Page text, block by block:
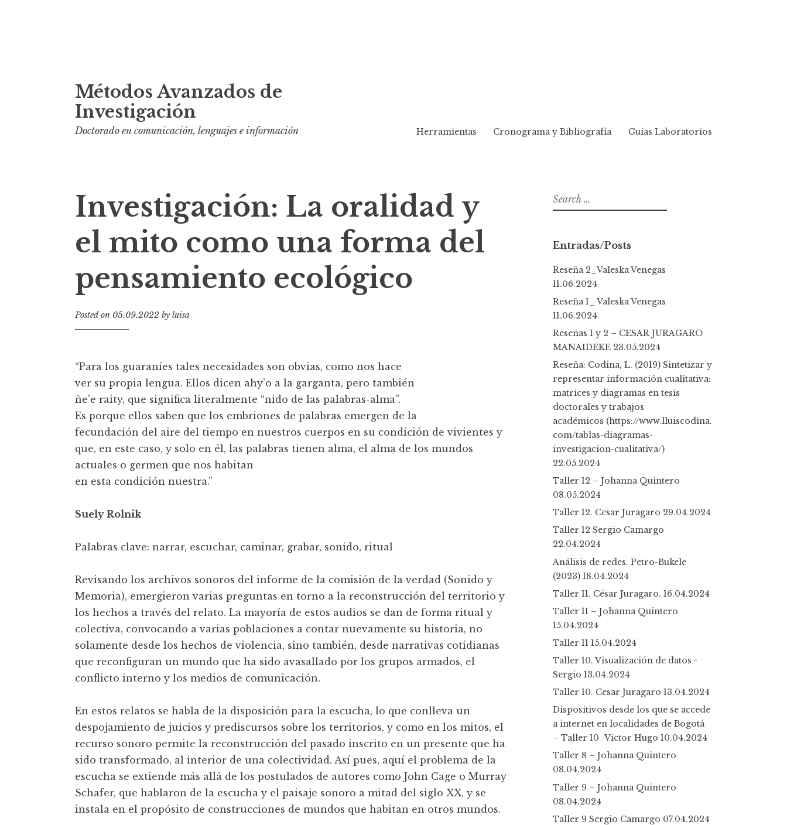
k
i
e
n
t
Métodos Avanzados de
Investigación
Doctorado en comunicación, lenguajes e información Herramientas Cronograma y Bibliografía Guías Laboratorios
Investigación: La oralidad y
el mito como una forma del
pensamiento ecológico
Posted on 05.09.2022 by luisa
“Para los guaraníes tales necesidades son obvias, como nos hace
ver su propia lengua. Ellos dicen ahy’o a la garganta, pero también
ñe’e raity, que significa literalmente “nido de las palabras-alma”.
Es porque ellos saben que los embriones de palabras emergen de la
fecundación del aire del tiempo en nuestros cuerpos en su condición de vivientes y
que, en este caso, y solo en él, las palabras tienen alma, el alma de los mundos
actuales o germen que nos habitan
en esta condición nuestra.”
Suely Rolnik
Palabras clave: narrar, escuchar, caminar, grabar, sonido, ritual
Revisando los archivos sonoros del informe de la comisión de la verdad (Sonido y
Memoria), emergieron varias preguntas en torno a la reconstrucción del territorio y
los hechos a través del relato. La mayoría de estos audios se dan de forma ritual y
colectiva, convocando a varias poblaciones a contar nuevamente su historia, no
solamente desde los hechos de violencia, sino también, desde narrativas cotidianas
que reconfiguran un mundo que ha sido avasallado por los grupos armados, el
conflicto interno y los medios de comunicación.
En estos relatos se habla de la disposición para la escucha, lo que conlleva un
despojamiento de juicios y prediscursos sobre los territorios, y como en los mitos, el
recurso sonoro permite la reconstrucción del pasado inscrito en un presente que ha
sido transformado, al interior de una colectividad. Así pues, aquí el problema de la
escucha se extiende más allá de los postulados de autores como John Cage o Murray
Schafer, que hablaron de la escucha y el paisaje sonoro a mitad del siglo XX, y se
instala en el propósito de construcciones de mundos que habitan en otros mundos.
S
e
c
h
f
Entradas/Posts
Reseña 2_Valeska Venegas
11.06.2024
Reseña 1_ Valeska Venegas
11.06.2024
Reseñas 1 y 2 – CESAR JURAGARO
MANAIDEKE 23.05.2024
Reseña: Codina, L. (2019) Sintetizar y
representar información cualitativa:
matrices y diagramas en tesis
doctorales y trabajos
académicos (https://www.lluiscodina.
com/tablas-diagramas-
investigacion-cualitativa/)
22.05.2024
Taller 12 – Johanna Quintero
08.05.2024
Taller 12. Cesar Juragaro 29.04.2024
Taller 12 Sergio Camargo
22.04.2024
Análisis de redes. Petro-Bukele
(2023) 18.04.2024
Taller 11. César Juragaro. 16.04.2024
Taller 11 – Johanna Quintero
15.04.2024
Taller 11 15.04.2024
Taller 10. Visualización de datos -
Sergio 13.04.2024
Taller 10. Cesar Juragaro 13.04.2024
Dispositivos desde los que se accede
a internet en localidades de Bogotá
– Taller 10 -Victor Hugo 10.04.2024
Taller 8 – Johanna Quintero
08.04.2024
Taller 9 – Johanna Quintero
08.04.2024
Taller 9 Sergio Camargo 07.04.2024